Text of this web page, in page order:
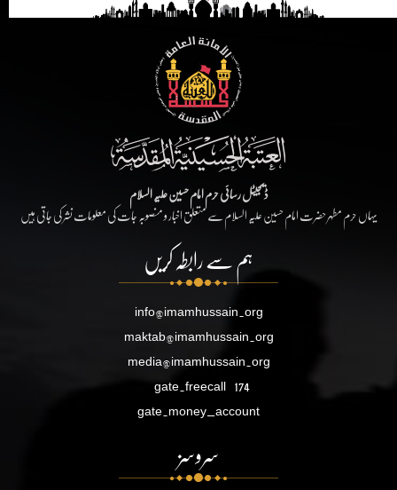
ڈیجیٹل رسائی حرم امام حسین علیہ السلام
یہاں حرم مطہر حضرت امام حسین علیہ السلام سے متعلق اخبار و منصوبہ جات کی معلومات نشر کی جاتی ہیں
ہم سے رابطہ کریں
info@imamhussain.org
maktab@imamhussain.org
media@imamhussain.org
gate.freecall 174
gate.money_account
سروسز